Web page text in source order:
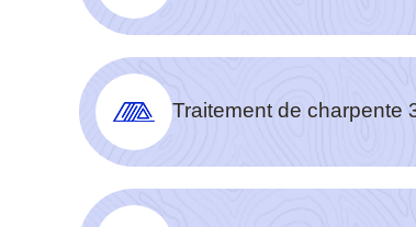
Traitement de charpente